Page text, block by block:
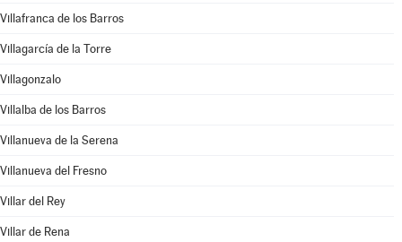
Villafranca de los Barros
Villagarcía de la Torre
Villagonzalo
Villalba de los Barros
Villanueva de la Serena
Villanueva del Fresno
Villar del Rey
Villar de Rena